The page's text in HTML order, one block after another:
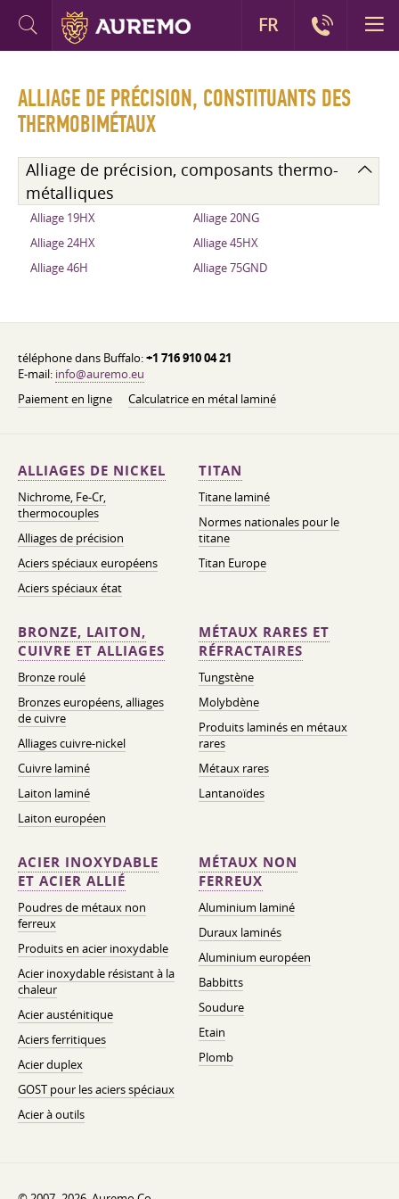
ALLIAGE DE PRÉCISION, CONSTITUANTS DES
THERMOBIMÉTAUX
Alliage de précision, composants thermo-
métalliques
Alliage 19HX
Alliage 20NG
Alliage 24HX
Alliage 45HX
Alliage 46H
Alliage 75GND
téléphone dans Buffalo:+1 716 910 04 21
E-mail: info@auremo.eu
Paiement en ligne
Calculatrice en métal laminé
ALLIAGES DE NICKEL
Nichrome, Fe-Cr,
thermocouples
Alliages de précision
Aciers spéciaux européens
Aciers spéciaux état
TITAN
Titane laminé
Normes nationales pour le
titane
Titan Europe
BRONZE, LAITON,
CUIVRE ET ALLIAGES
Bronze roulé
Bronzes européens, alliages
de cuivre
Alliages cuivre-nickel
Cuivre laminé
Laiton laminé
Laiton européen
MÉTAUX RARES ET
RÉFRACTAIRES
Tungstène
Molybdène
Produits laminés en métaux
rares
Métaux rares
Lantanoïdes
ACIER INOXYDABLE
ET ACIER ALLIÉ
Poudres de métaux non
ferreux
Produits en acier inoxydable
Acier inoxydable résistant à la
chaleur
Acier austénitique
Aciers ferritiques
Acier duplex
GOST pour les aciers spéciaux
Acier à outils
MÉTAUX NON
FERREUX
Aluminium laminé
Duraux laminés
Aluminium européen
Babbitts
Soudure
Etain
Plomb
FR